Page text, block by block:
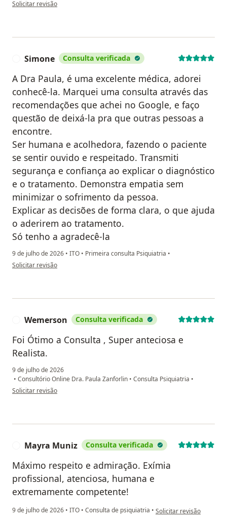
Solicitar revisão
Simone Consulta verificada
A Dra Paula, é uma excelente médica, adorei
conhecê-la. Marquei uma consulta através das
recomendações que achei no Google, e faço
questão de deixá-la pra que outras pessoas a
encontre.
Ser humana e acolhedora, fazendo o paciente
se sentir ouvido e respeitado. Transmiti
segurança e confiança ao explicar o diagnóstico
e o tratamento. Demonstra empatia sem
minimizar o sofrimento da pessoa.
Explicar as decisões de forma clara, o que ajuda
o aderirem ao tratamento.
Só tenho a agradecê-la
9 de julho de 2026 • ITO • Primeira consulta Psiquiatria •
na opinião do utilizador Simone
Solicitar revisão
Wemerson Consulta verificada
Foi Ótimo a Consulta , Super anteciosa e
Realista.
9 de julho de 2026
• Consultório Online Dra. Paula Zanforlin • Consulta Psiquiatria •
na opinião do utilizador Wemerson
Solicitar revisão
Mayra Muniz Consulta verificada
Máximo respeito e admiração. Exímia
profissional, atenciosa, humana e
extremamente competente!
9 de julho de 2026 • ITO • Consulta de psiquiatria • na opinião do utilizador
Solicitar revisão